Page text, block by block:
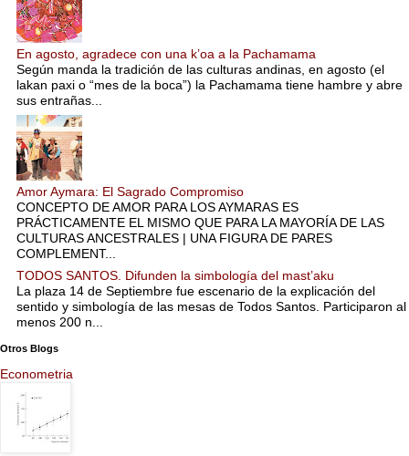
En agosto, agradece con una k’oa a la Pachamama
Según manda la tradición de las culturas andinas, en agosto (el
lakan paxi o “mes de la boca”) la Pachamama tiene hambre y abre
sus entrañas...
Amor Aymara: El Sagrado Compromiso
CONCEPTO DE AMOR PARA LOS AYMARAS ES
PRÁCTICAMENTE EL MISMO QUE PARA LA MAYORÍA DE LAS
CULTURAS ANCESTRALES | UNA FIGURA DE PARES
COMPLEMENT...
TODOS SANTOS. Difunden la simbología del mast’aku
La plaza 14 de Septiembre fue escenario de la explicación del
sentido y simbología de las mesas de Todos Santos. Participaron al
menos 200 n...
Otros Blogs
Econometria